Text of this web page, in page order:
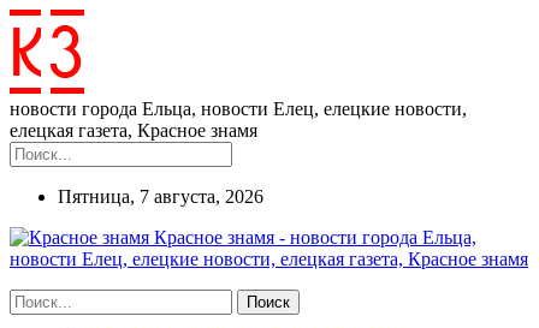
новости города Ельца, новости Елец, елецкие новости,
елецкая газета, Красное знамя
Пятница, 7 августа, 2026
Красное знамя - новости города Ельца,
новости Елец, елецкие новости, елецкая газета, Красное знамя